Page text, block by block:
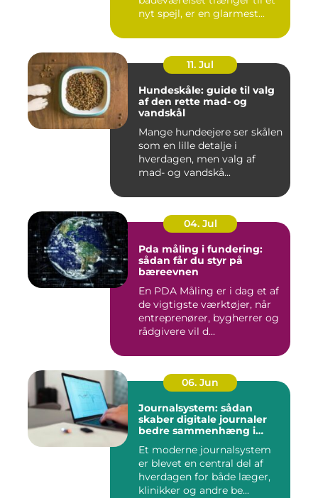
nyt spejl, er en glarmest...
11. Jul
Hundeskåle: guide til valg
af den rette mad- og
vandskål
Mange hundeejere ser skålen
som en lille detalje i
hverdagen, men valg af
mad- og vandskå...
04. Jul
Pda måling i fundering:
sådan får du styr på
bæreevnen
En PDA Måling er i dag et af
de vigtigste værktøjer, når
entreprenører, bygherrer og
rådgivere vil d...
06. Jun
Journalsystem: sådan
skaber digitale journaler
bedre sammenhæng i
Et moderne journalsystem
er blevet en central del af
hverdagen for både læger,
klinikker og andre be...